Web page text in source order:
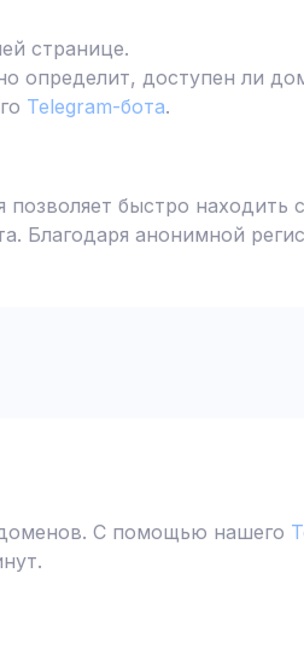
странице.
определит, доступен ли
Telegram-бота.
быстро находить
Благодаря анонимной
доменов. С помощью нашего